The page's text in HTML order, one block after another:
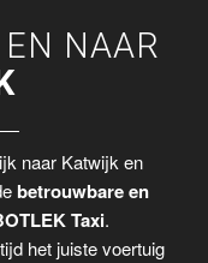
NAAR
naar Katwijk en
betrouwbare en
Taxi.
het juiste voertuig